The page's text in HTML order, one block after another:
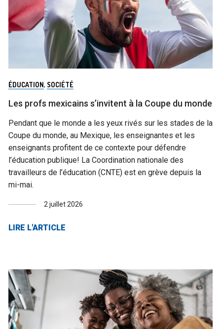
ÉDUCATION, SOCIÉTÉ
Les profs mexicains s’invitent à la Coupe du monde
Pendant que le monde a les yeux rivés sur les stades de la
Coupe du monde, au Mexique, les enseignantes et les
enseignants profitent de ce contexte pour défendre
l’éducation publique! La Coordination nationale des
travailleurs de l’éducation (CNTE) est en grève depuis la
mi-mai.
2 juillet 2026
LIRE L'ARTICLE